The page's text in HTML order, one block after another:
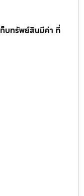
ก็บทรัพย์สินมีค่า ที่